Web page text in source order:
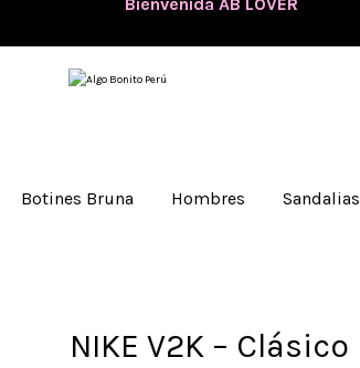
Botines Bruna Hombres Sandalias
NIKE V2K – Clásico